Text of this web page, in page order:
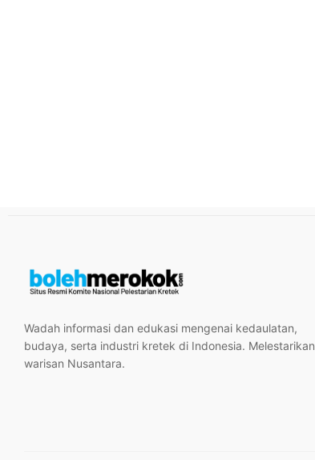
Wadah informasi dan edukasi mengenai kedaulatan,
budaya, serta industri kretek di Indonesia. Melestarikan
warisan Nusantara.